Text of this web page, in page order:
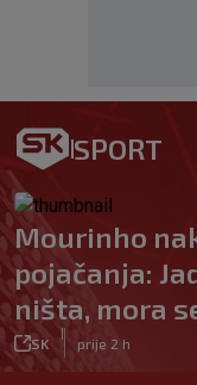
SPORT
Mourinho
pojačanja:
ništa, mora
SK prije 2 h